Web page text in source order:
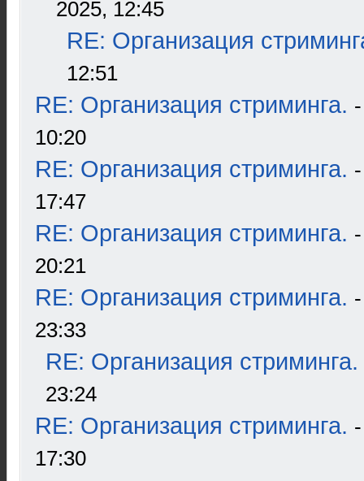
2025, 12:45
RE: Организация
12:51
RE: Организация стриминга.
10:20
RE: Организация стриминга.
17:47
RE: Организация стриминга.
20:21
RE: Организация стриминга.
23:33
RE: Организация стриминга.
23:24
RE: Организация стриминга.
17:30